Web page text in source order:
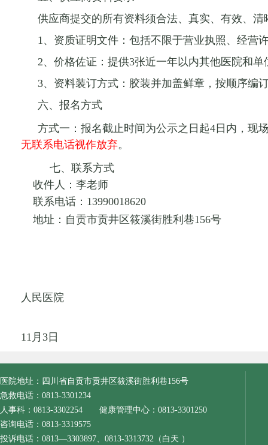
供应商提交的所有资料须合法、真实、有效、
1、资质证明文件：包括不限于营业执照、经营
2、价格佐证：提供3张近一年以内其他医院和
3、资料装订方式：胶装并加盖鲜章，按顺序编
六、报名方式
方式一：报名截止时间为公示之日起4日内，现
无联系电话视作放弃。
七、 联系方式
收件人 ： 李老师
联系电话： 13990018620
地址：自贡市贡井区筱溪街胜利巷156号
人民医院
11月3日
医院地址：四川省自贡市贡井区筱溪街胜利巷156号
急救电话：0813-3301234
人事科：0813-3302254 健康管理中心：0813-3301250
咨询电话：0813-3319575
投诉电话：0813—3303897、0813-3313732（白天 ）